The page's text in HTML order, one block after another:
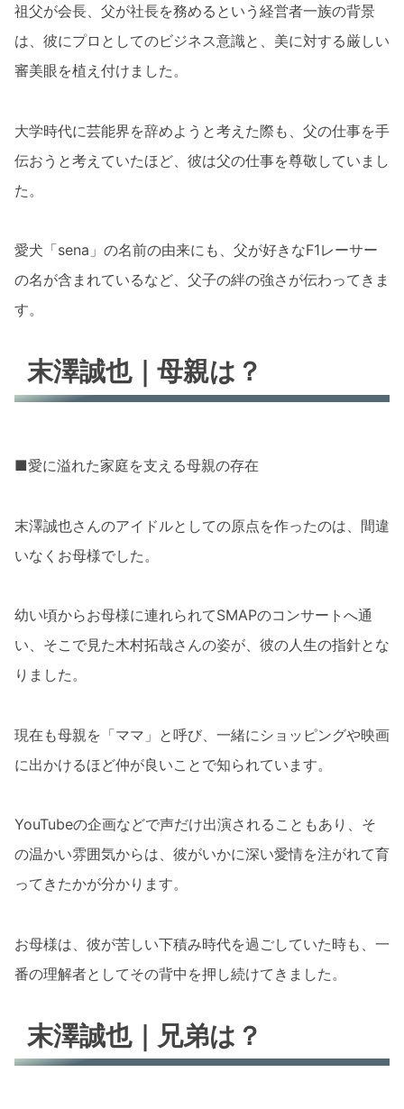
祖父が会長、父が社長を務めるという経営者一族の背景
は、彼にプロとしてのビジネス意識と、美に対する厳しい
審美眼を植え付けました。
大学時代に芸能界を辞めようと考えた際も、父の仕事を手
伝おうと考えていたほど、彼は父の仕事を尊敬していまし
た。
愛犬「sena」の名前の由来にも、父が好きなF1レーサー
の名が含まれているなど、父子の絆の強さが伝わってきま
す。
末澤誠也｜母親は？
■愛に溢れた家庭を支える母親の存在
末澤誠也さんのアイドルとしての原点を作ったのは、間違
いなくお母様でした。
幼い頃からお母様に連れられてSMAPのコンサートへ通
い、そこで見た木村拓哉さんの姿が、彼の人生の指針とな
りました。
現在も母親を「ママ」と呼び、一緒にショッピングや映画
に出かけるほど仲が良いことで知られています。
YouTubeの企画などで声だけ出演されることもあり、そ
の温かい雰囲気からは、彼がいかに深い愛情を注がれて育
ってきたかが分かります。
お母様は、彼が苦しい下積み時代を過ごしていた時も、一
番の理解者としてその背中を押し続けてきました。
末澤誠也｜兄弟は？